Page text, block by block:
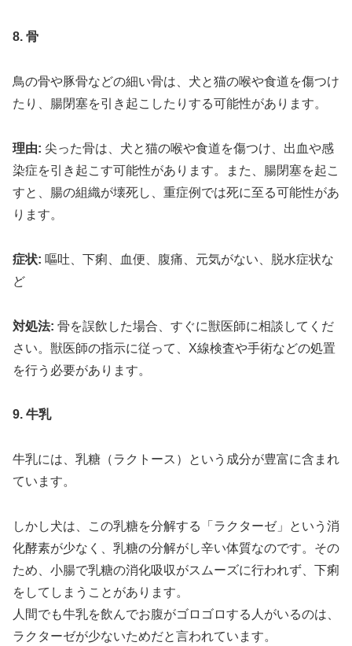
8. 骨
鳥の骨や豚骨などの細い骨は、犬と猫の喉や食道を傷つけ
たり、腸閉塞を引き起こしたりする可能性があります。
理由: 尖った骨は、犬と猫の喉や食道を傷つけ、出血や感
染症を引き起こす可能性があります。また、腸閉塞を起こ
すと、腸の組織が壊死し、重症例では死に至る可能性があ
ります。
症状: 嘔吐、下痢、血便、腹痛、元気がない、脱水症状な
ど
対処法: 骨を誤飲した場合、すぐに獣医師に相談してくだ
さい。獣医師の指示に従って、X線検査や手術などの処置
を行う必要があります。
9. 牛乳
牛乳には、乳糖（ラクトース）という成分が豊富に含まれ
ています。
しかし犬は、この乳糖を分解する「ラクターゼ」という消
化酵素が少なく、乳糖の分解がし辛い体質なのです。その
ため、小腸で乳糖の消化吸収がスムーズに行われず、下痢
をしてしまうことがあります。
人間でも牛乳を飲んでお腹がゴロゴロする人がいるのは、
ラクターゼが少ないためだと言われています。